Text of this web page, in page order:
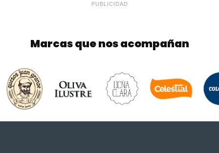
PUBLICIDAD
Marcas que nos acompañan